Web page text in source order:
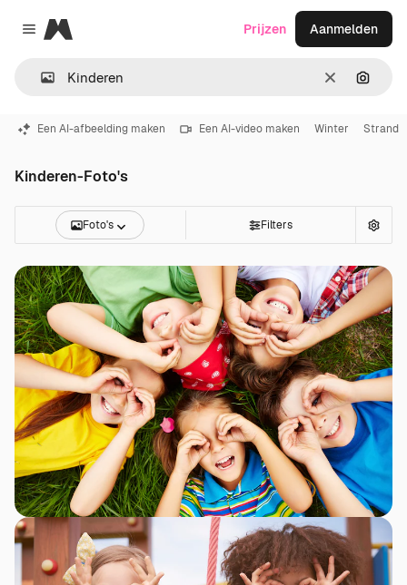
Close menu
Magnific
Wissen
Prijzen Aanmelden
Een AI-afbeelding maken Een AI-video maken Winter Strand
Kinderen-Foto's
Foto's Filters